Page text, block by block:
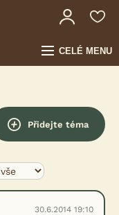
CELÉ MENU
Přidejte téma
30.6.2014 19:10